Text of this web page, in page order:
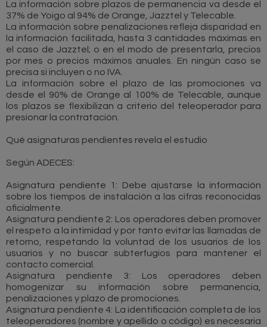
La información sobre plazos de permanencia va desde el
37% de Yoigo al 94% de Orange, Jazztel y Telecable.
La información sobre penalizaciones refleja disparidad en
la información facilitada, hasta 3 cantidades máximas en
el caso de Jazztel; o en el modo de presentarla, precios
por mes o precios máximos anuales. En ningún caso se
precisa si incluyen o no IVA.
La información sobre el plazo de las promociones va
desde el 90% de Orange al 100% de Telecable, aunque
los plazos se flexibilizan a criterio del teleoperador para
presionar la contratación.
Qué asignaturas pendientes revela el estudio
Según ADECES:
Asignatura pendiente 1: Debe ajustarse la información
sobre los tiempos de instalación a las cifras reconocidas
oficialmente.
Asignatura pendiente 2: Los operadores deben promover
el respeto a la intimidad y por tanto evitar las llamadas de
retorno, respetando la voluntad de los usuarios de los
usuarios y no buscar subterfugios para mantener el
contacto comercial.
Asignatura pendiente 3: Los operadores deben
homogenizar su información sobre permanencia,
penalizaciones y plazo de promociones.
Asignatura pendiente 4: La identificación completa de los
teleoperadores (nombre y apellido o código) es necesaria